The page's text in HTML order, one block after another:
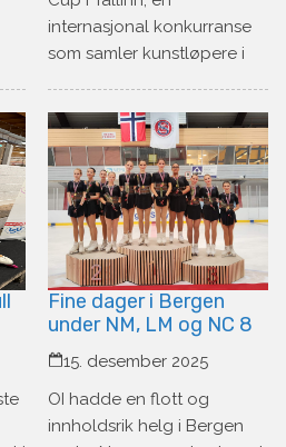
internasjonal konkurranse
som samler kunstløpere i
Fine dager i Bergen
under NM, LM og NC 8
15. desember 2025
OI hadde en flott og
innholdsrik helg i Bergen